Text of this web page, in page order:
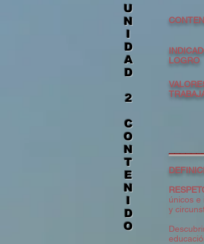
U
N
I
D
A
D
2
C
O
N
T
E
N
I
D
O
LOGRO
únicos e
y